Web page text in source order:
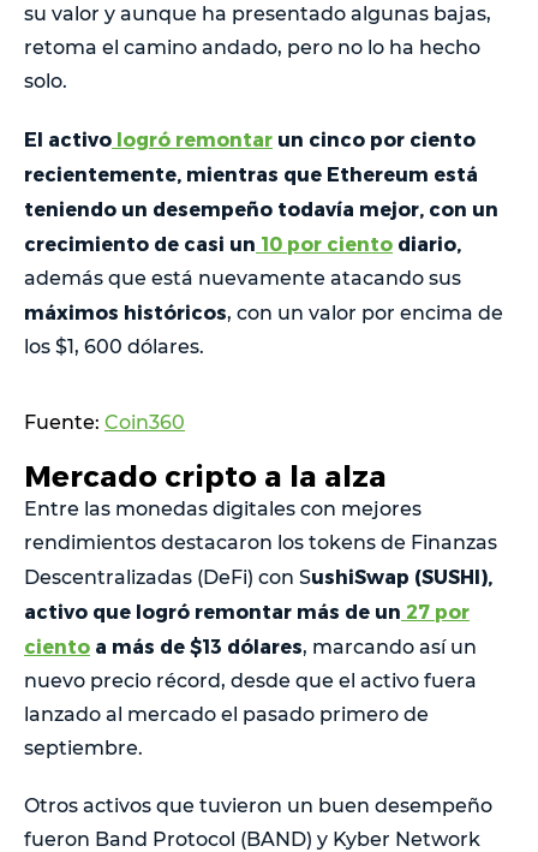
su valor y aunque ha presentado algunas bajas,
retoma el camino andado, pero no lo ha hecho
solo.
El activo logró remontar un cinco por ciento
recientemente, mientras que Ethereum está
teniendo un desempeño todavía mejor, con un
crecimiento de casi un 10 por ciento diario,
además que está nuevamente atacando sus
máximos históricos, con un valor por encima de
los $1, 600 dólares.
Fuente: Coin360
Mercado cripto a la alza
Entre las monedas digitales con mejores
rendimientos destacaron los tokens de Finanzas
Descentralizadas (DeFi) con SushiSwap (SUSHI),
activo que logró remontar más de un 27 por
ciento a más de $13 dólares, marcando así un
nuevo precio récord, desde que el activo fuera
lanzado al mercado el pasado primero de
septiembre.
Otros activos que tuvieron un buen desempeño
fueron Band Protocol (BAND) y Kyber Network